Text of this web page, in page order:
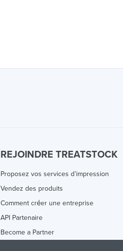
REJOINDRE TREATSTOCK
Proposez vos services d’impression
Vendez des produits
Comment créer une entreprise
API Partenaire
Become a Partner